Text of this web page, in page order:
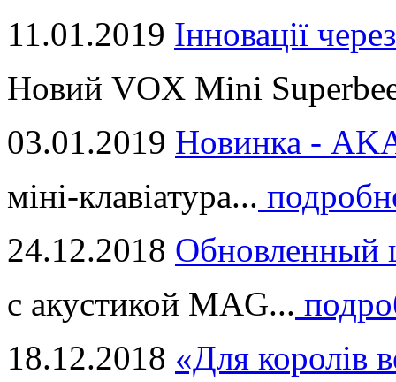
11.01.2019 Інновації
Новий VOX Mini
03.01.2019 Новинка -
міні-клавіатура...
24.12.2018 Обновленный
с акустикой MAG...
18.12.2018 «Для королів